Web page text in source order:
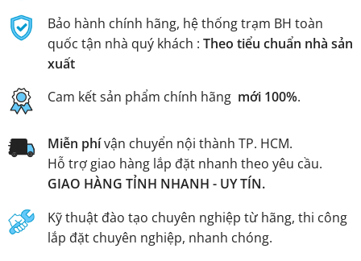
Bảo hành chính hãng, hệ thống trạm BH toàn
quốc tận nhà quý khách : Theo tiểu chuẩn nhà sản
xuất
Cam kết sản phẩm chính hãng mới 100%.
Miễn phívận chuyển nội thành TP. HCM.
Hỗ trợ giao hàng lắp đặt nhanh theo yêu cầu.
GIAO HÀNG TỈNH NHANH - UY TÍN.
Kỹ thuật đào tạo chuyên nghiệp từ hãng, thi công
lắp đặt chuyên nghiệp, nhanh chóng.